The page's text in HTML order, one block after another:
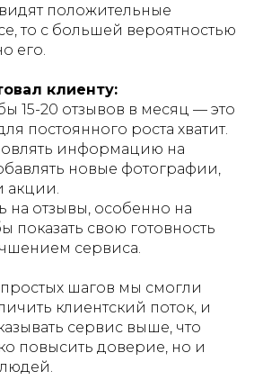
положительные
то с большей вероятностью
его.
клиенту:
15-20 отзывов в месяц — это
постоянного роста хватит.
информацию на
новые фотографии,
акции.
на отзывы, особенно на
показать свою готовность
сервиса.
шагов мы смогли
клиентский поток, и
сервис выше, что
повысить доверие, но и